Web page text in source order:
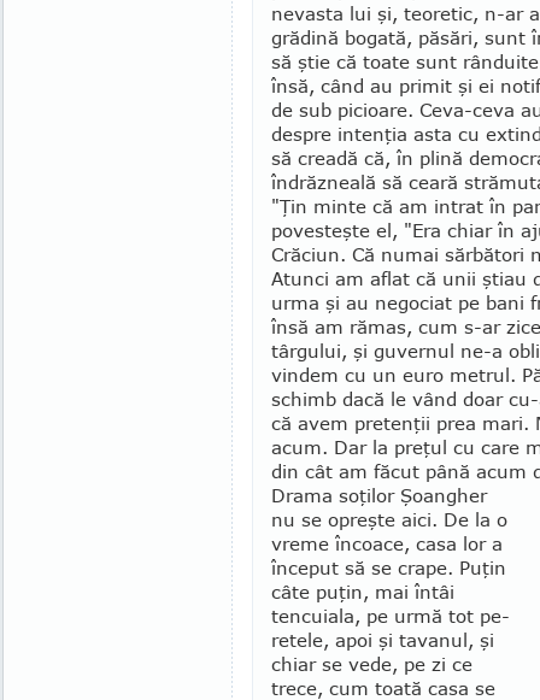
nevasta lui şi, teoretic, n-ar
grădină bogată, păsări, sunt
să ştie că toate sunt
însă, când au primit şi ei
de sub picioare. Ceva-ceva
despre intenţia asta cu
să creadă că, în plină
îndrăzneală să ceară
"Ţin minte că am intrat în
povesteşte el, "Era chiar în
Crăciun. Că numai sărbători
Atunci am aflat că unii ştiau
urma şi au ne­gociat pe bani
însă am rămas, cum s-ar
târgului, şi guvernul ne-a
vindem cu un euro metrul.
schimb dacă le vând doar
că avem pretenţii prea
acum. Dar la preţul cu care
din cât am făcut până acum
Drama soţilor Şoangher
nu se opreşte aici. De la o
vreme încoace, casa lor a
început să se crape. Puţin
câte puţin, mai întâi
tencuiala, pe urmă tot pe­
retele, apoi şi tavanul, şi
chiar se vede, pe zi ce
trece, cum toată casa se